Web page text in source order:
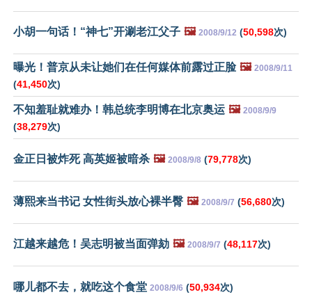
小胡一句话！“神七”开涮老江父子 🖼️ 2008/9/12 (50,598次)
曝光！普京从未让她们在任何媒体前露过正脸 🖼️ 2008/9/11
(41,450次)
不知羞耻就难办！韩总统李明博在北京奥运 🖼️ 2008/9/9
(38,279次)
金正日被炸死 高英姬被暗杀 🖼️ 2008/9/8 (79,778次)
薄熙来当书记 女性街头放心裸半臀 🖼️ 2008/9/7 (56,680次)
江越来越危！吴志明被当面弹劾 🖼️ 2008/9/7 (48,117次)
哪儿都不去，就吃这个食堂 2008/9/6 (50,934次)